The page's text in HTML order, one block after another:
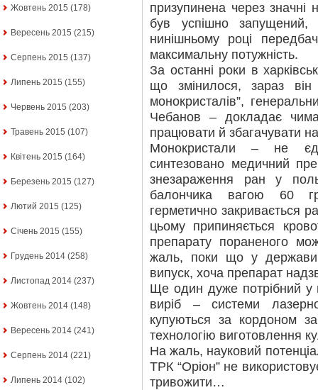
Жовтень 2015 (178)
Вересень 2015 (215)
Серпень 2015 (137)
Липень 2015 (155)
Червень 2015 (203)
Травень 2015 (107)
Квітень 2015 (164)
Березень 2015 (127)
Лютий 2015 (125)
Січень 2015 (155)
Грудень 2014 (258)
Листопад 2014 (237)
Жовтень 2014 (148)
Вересень 2014 (241)
Серпень 2014 (221)
Липень 2014 (102)
призупинена через значні
був успішно
нинішньому році
максимальну потужність.
За останні роки в
що змінилося, зараз він
монокристалів”,
Чебанов – докладає
працювати й збагачувати
Монокристали – не
синтезовано медичний
знезараження ран у
балончика вагою 60
герметично закривається
цьому припиняється
препарату пораненого
жаль, поки що у держави
випуск, хоча препарат
Ще один дуже потрібний у
виріб – системи
купуються за кордоном
технологію виготовлення
На жаль, науковий
ТРК “Оріон” не
тривожити…